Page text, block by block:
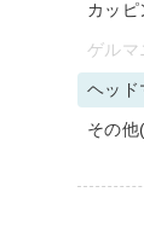
カッピ
ゲルマ
ヘッド
その